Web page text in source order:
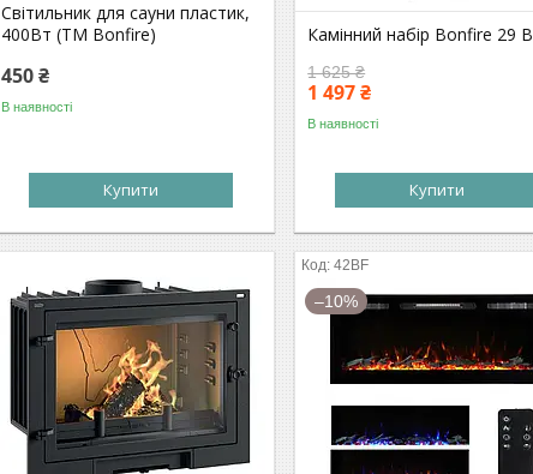
Світильник для сауни пластик,
400Вт (ТМ Bonfire)
450 ₴
В наявності
Купити
Камінний набір Bonfire 29 В
1 625 ₴
1 497 ₴
В наявності
Купити
42BF
–10%